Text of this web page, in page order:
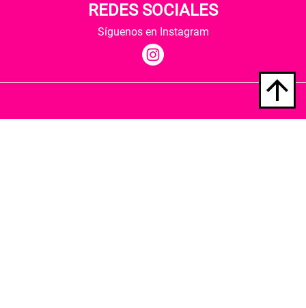
REDES SOCIALES
Síguenos en Instagram